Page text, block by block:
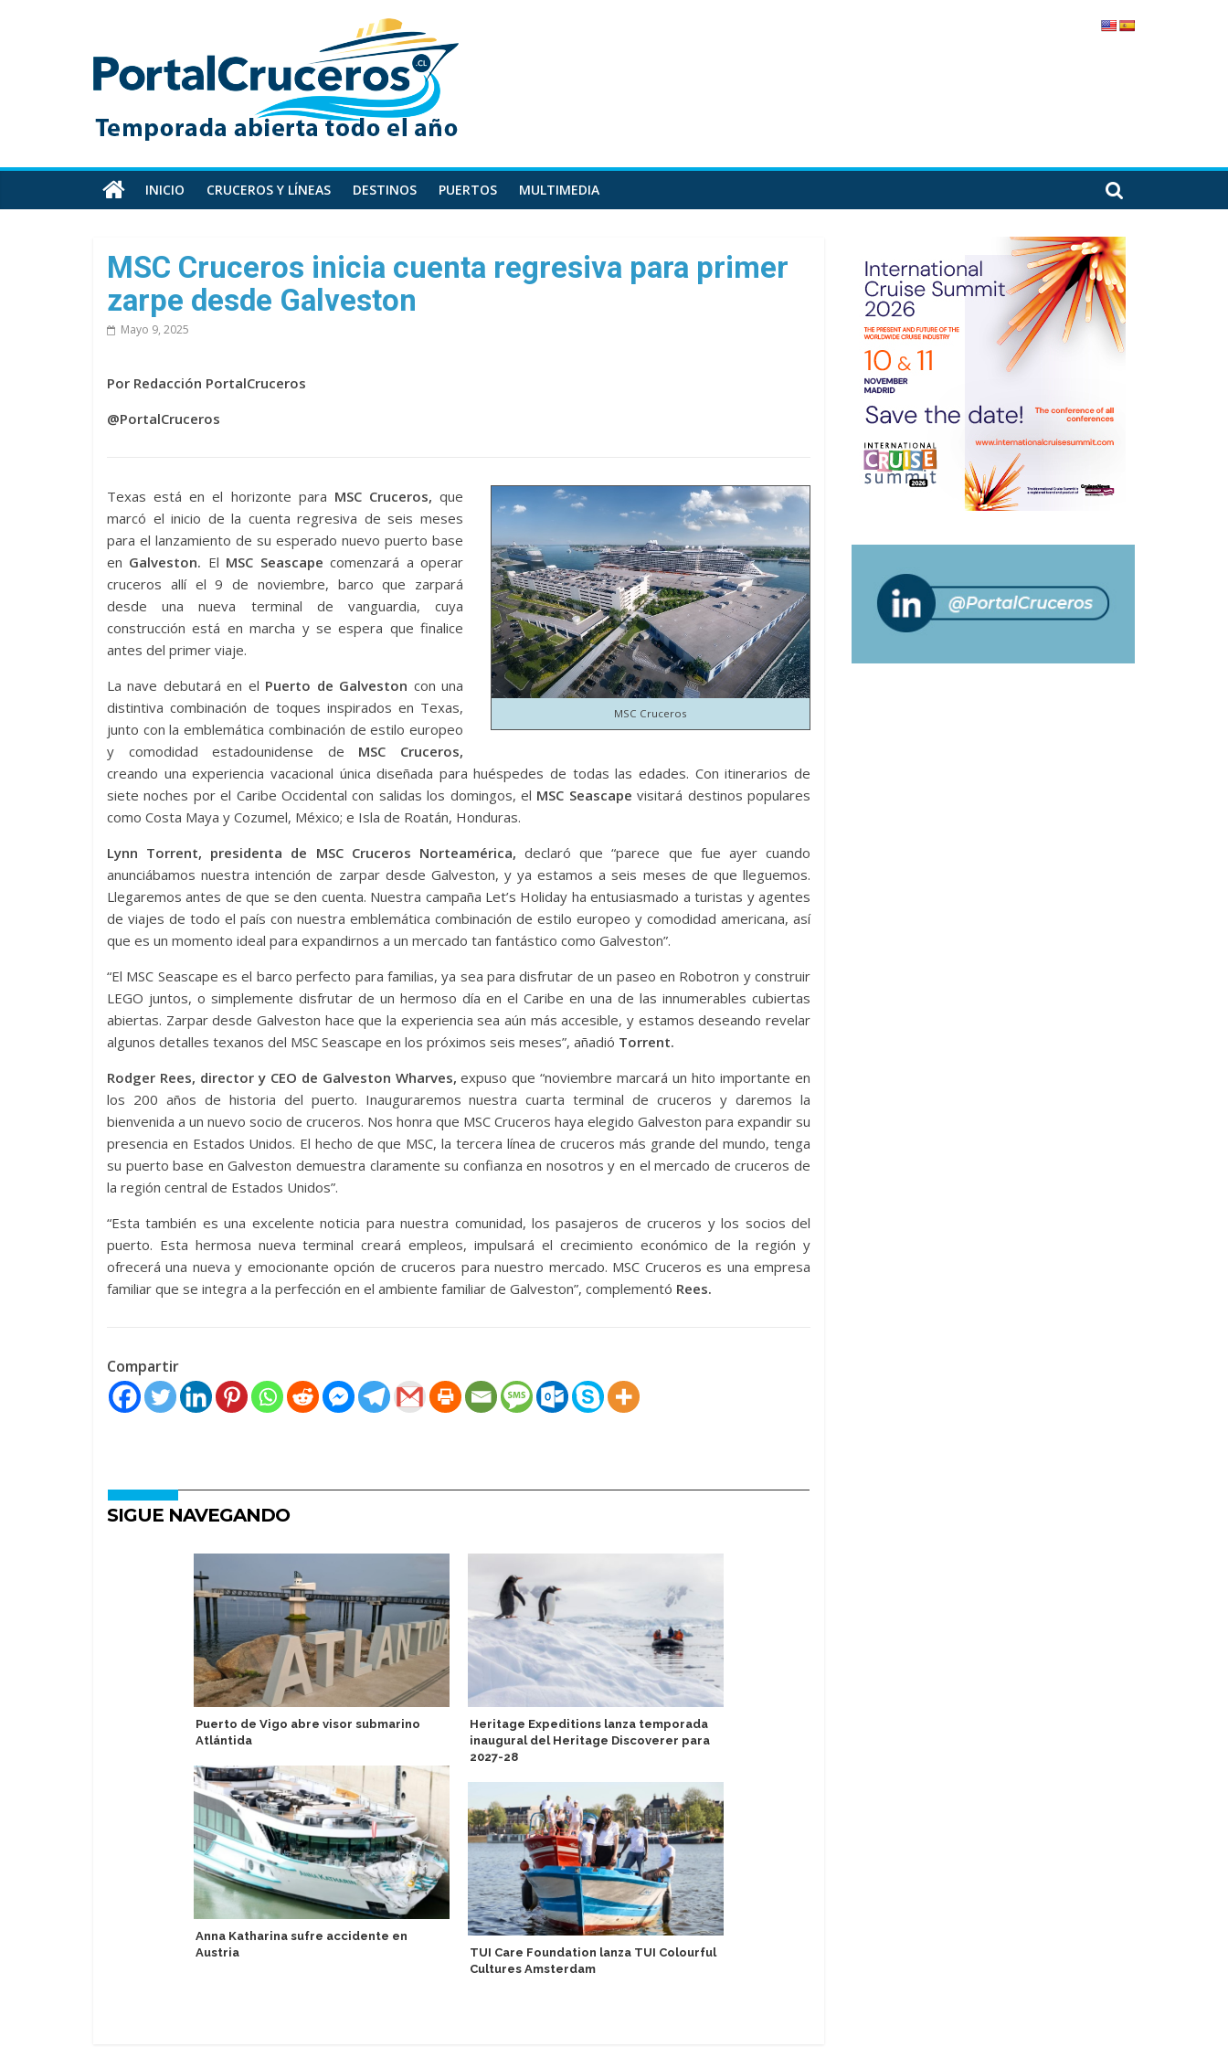
PortalCruceros
Toda
información
cruceros
en
un
sitio
INICIO CRUCEROS Y LÍNEAS DESTINOS PUERTOS MULTIMEDIA
MSC Cruceros inicia cuenta regresiva para primer
zarpe desde Galveston
Mayo 9, 2025
Por Redacción PortalCruceros
@PortalCruceros
MSC Cruceros
Texas está en el horizonte para MSC Cruceros, que
marcó el inicio de la cuenta regresiva de seis meses
para el lanzamiento de su esperado nuevo puerto base
en Galveston. El MSC Seascape comenzará a operar
cruceros allí el 9 de noviembre, barco que zarpará
desde una nueva terminal de vanguardia, cuya
construcción está en marcha y se espera que finalice
antes del primer viaje.
La nave debutará en el Puerto de Galveston con una
distintiva combinación de toques inspirados en Texas,
junto con la emblemática combinación de estilo europeo
y comodidad estadounidense de MSC Cruceros,
creando una experiencia vacacional única diseñada para huéspedes de todas las edades. Con itinerarios de
siete noches por el Caribe Occidental con salidas los domingos, el MSC Seascape visitará destinos populares
como Costa Maya y Cozumel, México; e Isla de Roatán, Honduras.
Lynn Torrent, presidenta de MSC Cruceros Norteamérica, declaró que “parece que fue ayer cuando
anunciábamos nuestra intención de zarpar desde Galveston, y ya estamos a seis meses de que lleguemos.
Llegaremos antes de que se den cuenta. Nuestra campaña Let’s Holiday ha entusiasmado a turistas y agentes
de viajes de todo el país con nuestra emblemática combinación de estilo europeo y comodidad americana, así
que es un momento ideal para expandirnos a un mercado tan fantástico como Galveston”.
“El MSC Seascape es el barco perfecto para familias, ya sea para disfrutar de un paseo en Robotron y construir
LEGO juntos, o simplemente disfrutar de un hermoso día en el Caribe en una de las innumerables cubiertas
abiertas. Zarpar desde Galveston hace que la experiencia sea aún más accesible, y estamos deseando revelar
algunos detalles texanos del MSC Seascape en los próximos seis meses”, añadió Torrent.
Rodger Rees, director y CEO de Galveston Wharves, expuso que “noviembre marcará un hito importante en
los 200 años de historia del puerto. Inauguraremos nuestra cuarta terminal de cruceros y daremos la
bienvenida a un nuevo socio de cruceros. Nos honra que MSC Cruceros haya elegido Galveston para expandir su
presencia en Estados Unidos. El hecho de que MSC, la tercera línea de cruceros más grande del mundo, tenga
su puerto base en Galveston demuestra claramente su confianza en nosotros y en el mercado de cruceros de
la región central de Estados Unidos”.
“Esta también es una excelente noticia para nuestra comunidad, los pasajeros de cruceros y los socios del
puerto. Esta hermosa nueva terminal creará empleos, impulsará el crecimiento económico de la región y
ofrecerá una nueva y emocionante opción de cruceros para nuestro mercado. MSC Cruceros es una empresa
familiar que se integra a la perfección en el ambiente familiar de Galveston”, complementó Rees.
Compartir
SIGUE NAVEGANDO
Puerto de Vigo abre visor submarino
Atlántida
Anna Katharina sufre accidente en
Austria
Heritage Expeditions lanza temporada
inaugural del Heritage Discoverer para
2027-28
TUI Care Foundation lanza TUI Colourful
Cultures Amsterdam